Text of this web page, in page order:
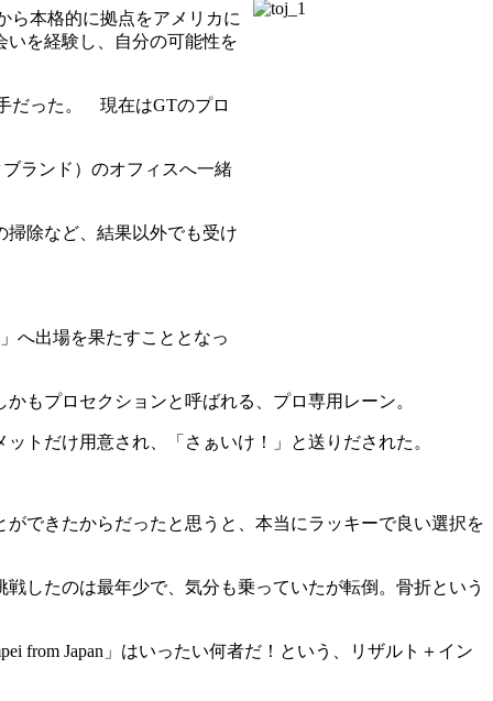
ら本格的に拠点をアメリカに
を経験し、自分の可能性を
だった。 現在はGTのプロ
ランド）のオフィスへ一緒
除など、結果以外でも受け
へ出場を果たすこととなっ
かもプロセクションと呼ばれる、プロ専用レーン。
トだけ用意され、「さぁいけ！」と送りだされた。
できたからだったと思うと、本当にラッキーで良い選択を
したのは最年少で、気分も乗っていたが転倒。骨折という
from Japan」はいったい何者だ！という、リザルト＋イン